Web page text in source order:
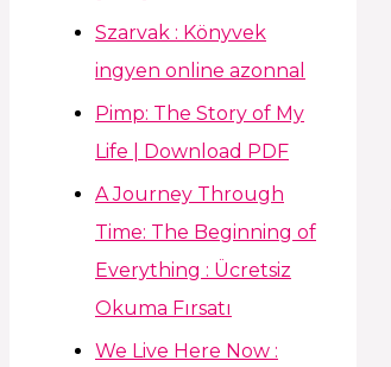
Szarvak : Könyvek
ingyen online azonnal
Pimp: The Story of My
Life | Download PDF
A Journey Through
Time: The Beginning of
Everything : Ücretsiz
Okuma Fırsatı
We Live Here Now :